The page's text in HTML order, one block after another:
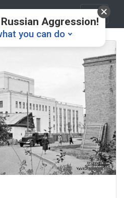
Aggression!
you can do
💸
❤